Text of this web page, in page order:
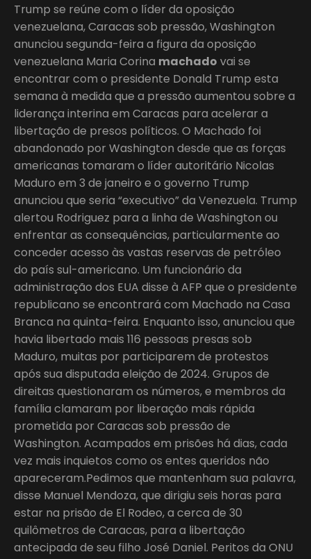
Trump se reúne com o líder da oposição
venezuelana, Caracas sob pressão, Washington
anunciou segunda-feira a figura da oposição
venezuelana Maria Corina machado vai se
encontrar com o presidente Donald Trump esta
semana à medida que a pressão aumentou sobre a
liderança interina em Caracas para acelerar a
libertação de presos políticos. O Machado foi
abandonado por Washington desde que as forças
americanas tomaram o líder autoritário Nicolas
Maduro em 3 de janeiro e o governo Trump
anunciou que seria “executivo” da Venezuela. Trump
alertou Rodriguez para a linha de Washington ou
enfrentar as consequências, particularmente ao
conceder acesso às vastas reservas de petróleo
do país sul-americano. Um funcionário da
administração dos EUA disse à AFP que o presidente
republicano se encontrará com Machado na Casa
Branca na quinta-feira. Enquanto isso, anunciou que
havia libertado mais 116 pessoas presas sob
Maduro, muitas por participarem de protestos
após sua disputada eleição de 2024. Grupos de
direitas questionaram os números, e membros da
família clamaram por liberação mais rápida
prometida por Caracas sob pressão de
Washington. Acampados em prisões há dias, cada
vez mais inquietos como os entes queridos não
apareceram.Pedimos que mantenham sua palavra,
disse Manuel Mendoza, que dirigiu seis horas para
estar na prisão de El Rodeo, a cerca de 30
quilômetros de Caracas, para a libertação
antecipada de seu filho José Daniel. Peritos da ONU